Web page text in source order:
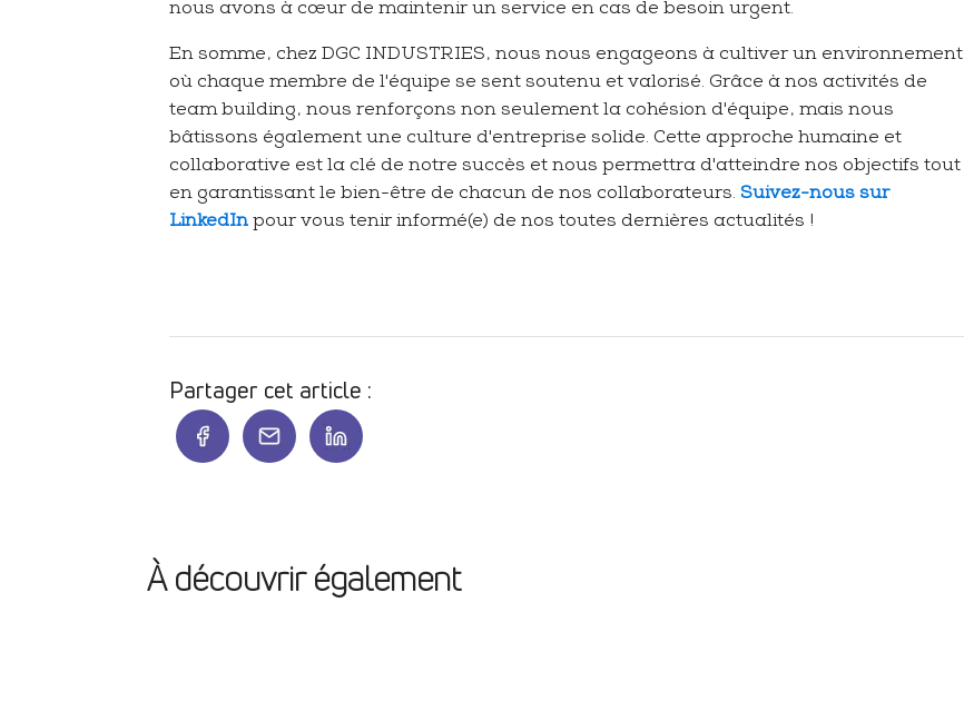
nous avons à cœur de maintenir un service en cas de besoin urgent.
En somme, chez DGC INDUSTRIES, nous nous engageons à cultiver un environnement
où chaque membre de l'équipe se sent soutenu et valorisé. Grâce à nos activités de
team building, nous renforçons non seulement la cohésion d'équipe, mais nous
bâtissons également une culture d'entreprise solide. Cette approche humaine et
collaborative est la clé de notre succès et nous permettra d'atteindre nos objectifs tout
en garantissant le bien-être de chacun de nos collaborateurs. Suivez-nous sur
LinkedIn pour vous tenir informé(e) de nos toutes dernières actualités !
Partager cet article :
À découvrir également